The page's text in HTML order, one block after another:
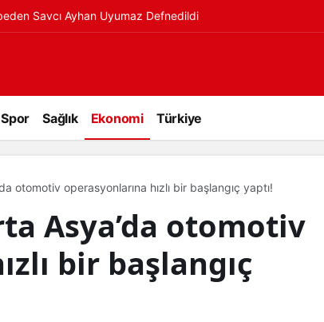
Savcı Ayhan Uyumaz Defnedildi
Spor Sağlık Ekonomi Türkiye
otomotiv operasyonlarına hızlı bir başlangıç yaptı!
Asya’da otomotiv
bir başlangıç